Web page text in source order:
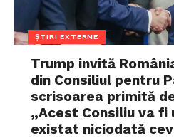
ȘTIRI EXTERNE
Trump invită
din Consiliul pentru
scrisoarea primită
„Acest Consiliu va fi
existat niciodată